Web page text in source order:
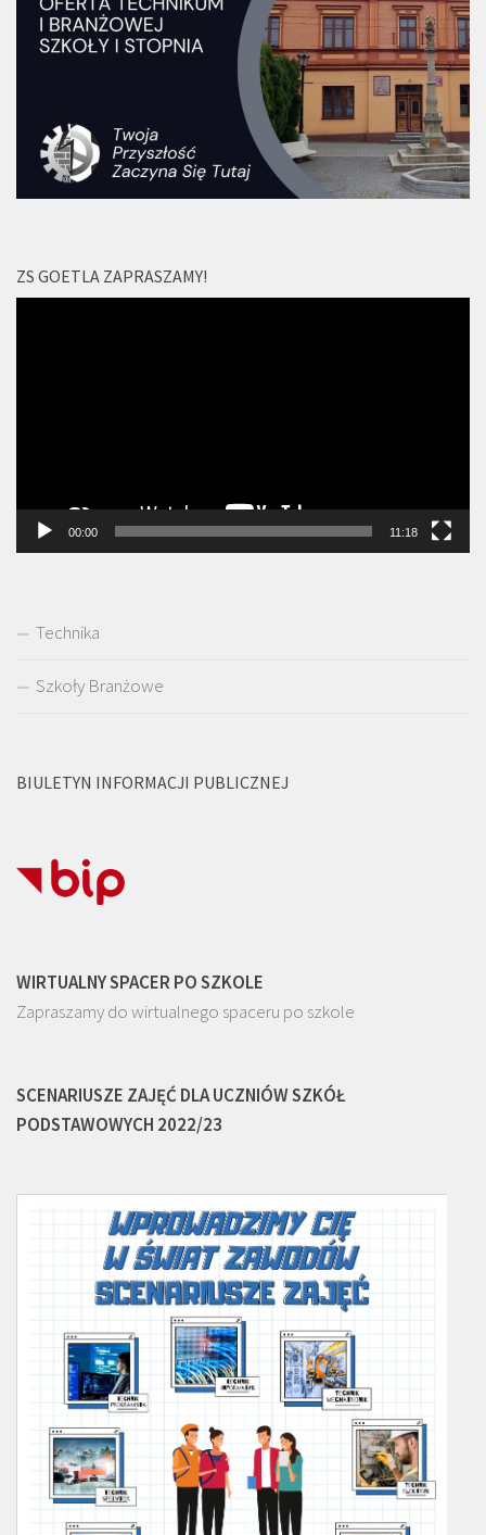
ZS GOETLA ZAPRASZAMY!
00:00 11:18
Technika
Szkoły Branżowe
BIULETYN INFORMACJI PUBLICZNEJ
WIRTUALNY SPACER PO SZKOLE
Zapraszamy do wirtualnego spaceru po szkole
SCENARIUSZE ZAJĘĆ DLA UCZNIÓW SZKÓŁ
PODSTAWOWYCH 2022/23